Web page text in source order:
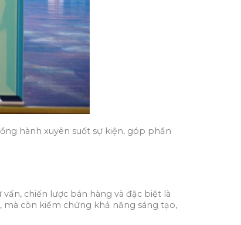
hành xuyên suốt sự kiện, góp phần
chiến lược bán hàng và đặc biệt là
còn kiểm chứng khả năng sáng tạo,